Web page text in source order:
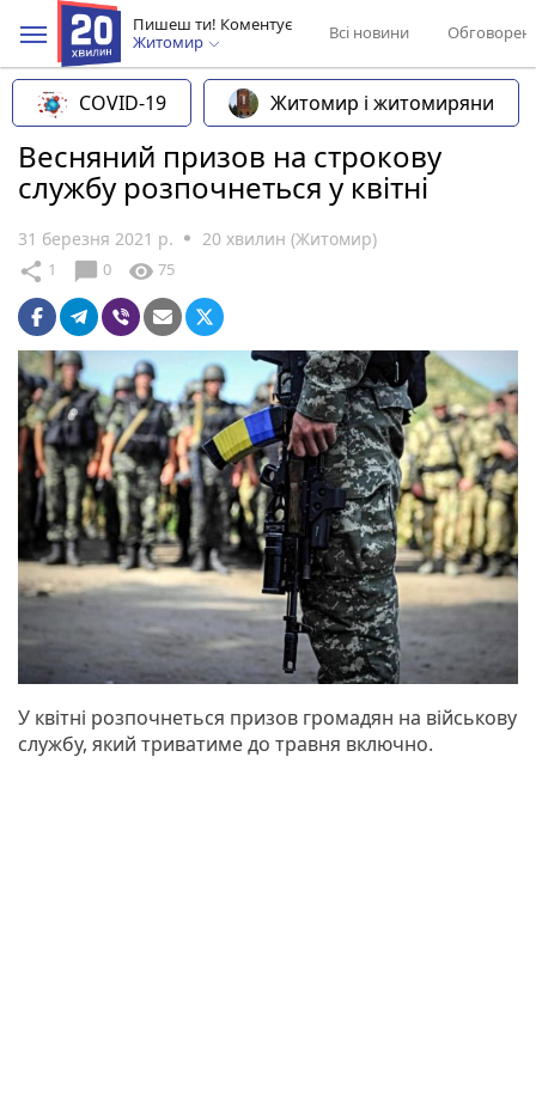
Пишеш ти! Коментує
Житомир
Всі новини
COVID-19 Житомир і житомиряни
Весняний призов на строкову
службу розпочнеться у квітні
31 березня 2021 р. 20 хвилин (Житомир)
share 1 chat_bubble 0 visibility 75
У квітні розпочнеться призов громадян на військову
службу, який триватиме до травня включно.